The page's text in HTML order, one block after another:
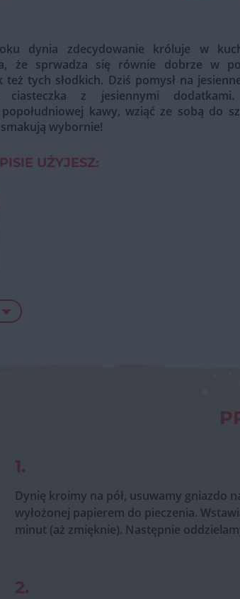
dynia zdecydowanie króluje w
że sprwadza się równie dobrze w
tych słodkich. Dziś pomysł na
ciasteczka z jesiennymi
kawy, wziąć ze sobą do
wybornie!
UŻYJESZ:
1.
Dynię kroimy na pół, usuwamy gniazdo
wyłożonej papierem do pieczenia.
minut (aż zmięknie). Następnie
2.